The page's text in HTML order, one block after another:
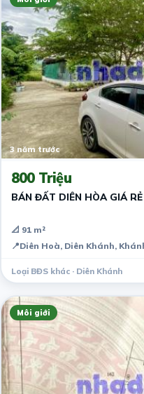
3 năm trước
800 Triệu
BÁN ĐẤT DIÊN HÒA GIÁ RẺ
📐 91 m²
📍Diên Hoà, Diên Khánh,
Loại BĐS khác · Diên Khánh
Môi giới